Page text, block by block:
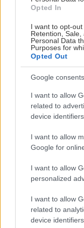
Opted In
I want to opt-out
Retention,
Personal Data
Purposes for
Opted Out
Google consents
I want to allow
related to
device
I want to allow
Google for
I want to allow
personalized
I want to allow
related to
device
μιλούσε, ο
θα φλέρταρε, ο
θα εξερευνούσε,
Υδροχόος θα
ονειρεύονταν.